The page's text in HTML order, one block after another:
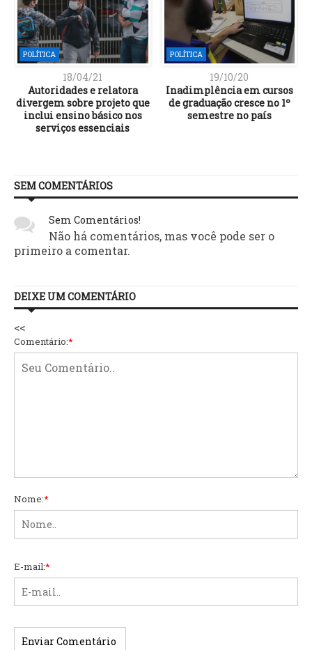
POLÍTICA
18/04/21
Autoridades e relatora
divergem sobre projeto que
inclui ensino básico nos
serviços essenciais
POLÍTICA
19/10/20
Inadimplência em cursos
de graduação cresce no 1º
semestre no país
SEM COMENTÁRIOS
Sem Comentários!
Não há comentários, mas você pode ser o
primeiro a comentar.
DEIXE UM COMENTÁRIO
<<
Comentário:*
Nome:*
E-mail:*